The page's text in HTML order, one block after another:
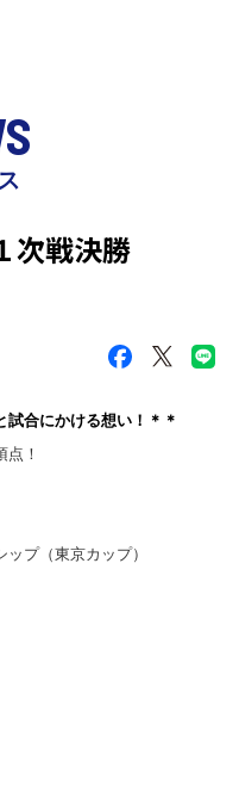
次戦決勝
試合にかける想い！ ＊＊
！
プ（東京カップ）